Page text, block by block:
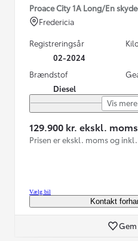
Proace City 1A Long/En
Fredericia
Registreringsår
02-2024
Brændstof
Diesel
Vis mere
129.900 kr. ekskl. moms
Prisen er ekskl. moms og
Vælg bil
Kontakt
Gem